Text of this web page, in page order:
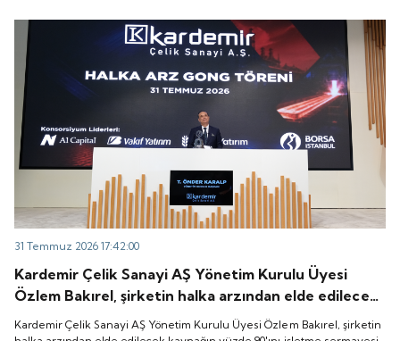
31 Temmuz 2026 17:42:00
Kardemir Çelik Sanayi AŞ Yönetim Kurulu Üyesi
Özlem Bakırel, şirketin halka arzından elde edilecek
kaynağın yüzde 90'ını işletme sermayesi ile ham
Kardemir Çelik Sanayi AŞ Yönetim Kurulu Üyesi Özlem Bakırel, şirketin